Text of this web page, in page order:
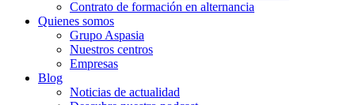
Contrato de formación en alternancia
Quienes somos
Grupo Aspasia
Nuestros centros
Empresas
Blog
Noticias de actualidad